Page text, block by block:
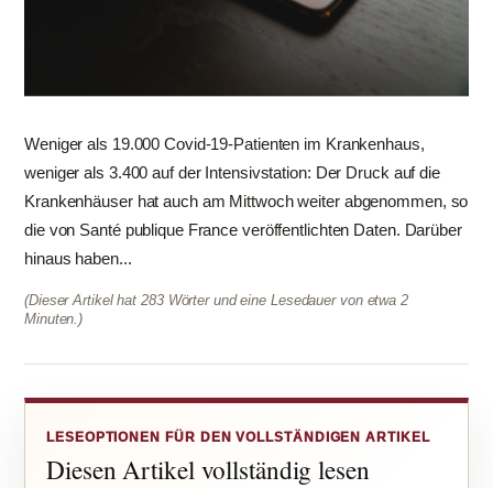
Weniger als 19.000 Covid-19-Patienten im Krankenhaus,
weniger als 3.400 auf der Intensivstation: Der Druck auf die
Krankenhäuser hat auch am Mittwoch weiter abgenommen, so
die von Santé publique France veröffentlichten Daten. Darüber
hinaus haben...
(Dieser Artikel hat 283 Wörter und eine Lesedauer von etwa 2
Minuten.)
LESEOPTIONEN FÜR DEN VOLLSTÄNDIGEN ARTIKEL
Diesen Artikel vollständig lesen